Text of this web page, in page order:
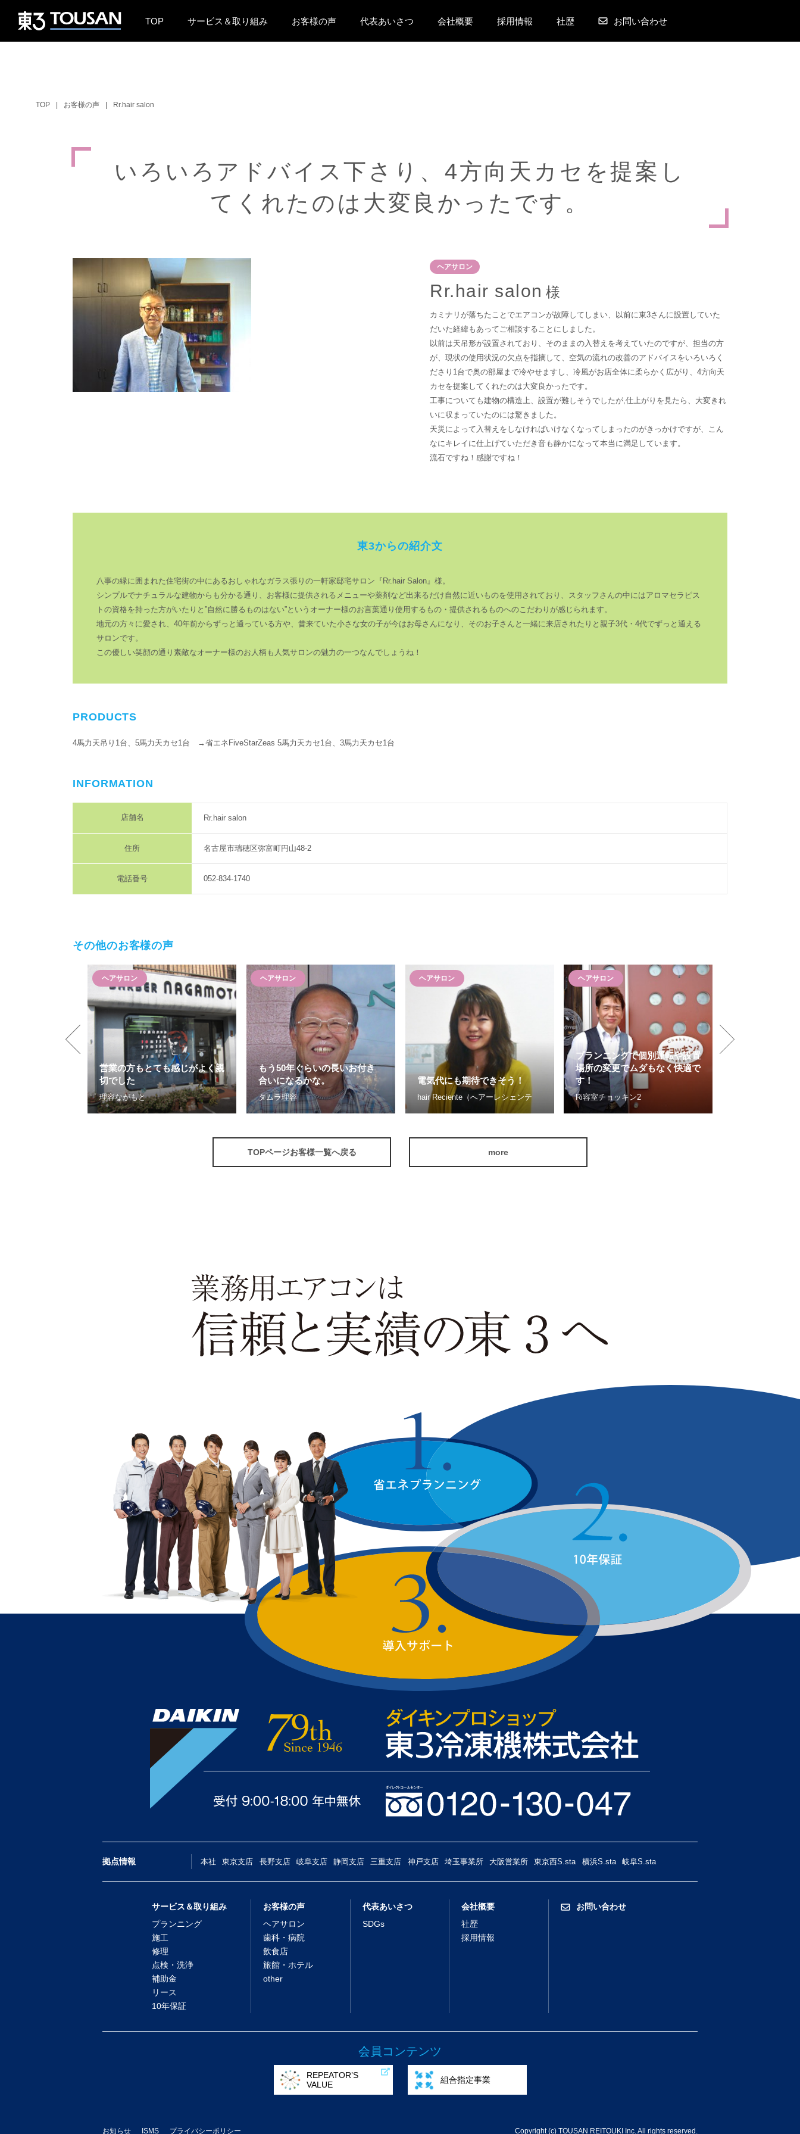
TOP サービス＆取り組み お客様の声 代表あいさつ 会社概要 採用情報 社歴 お問い合わせ
TOP お客様の声 Rr.hair salon
い ろ い ろ ア ドバイ ス下 さ り 、 4方向 天 カ セ を提案 し
て く れた のは 大変 良 か っ た です 。
ヘアサロン
Rr.hair salon
カミナリが落ちたことでエアコンが故障してしまい、以前に東3さんに設置していた
だいた経緯もあってご相談することにしました。
以前は天吊形が設置されており、そのままの入替えを考えていたのですが、担当の方
が、現状の使用状況の欠点を指摘して、空気の流れの改善のアドバイスをいろいろく
ださり1台で奥の部屋まで冷やせますし、冷風がお店全体に柔らかく広がり、4方向天
カセを提案してくれたのは大変良かったです。
工事についても建物の構造上、設置が難しそうでしたが,仕上がりを見たら、大変きれ
いに収まっていたのには驚きました。
天災によって入替えをしなければいけなくなってしまったのがきっかけですが、こん
なにキレイに仕上げていただき音も静かになって本当に満足しています。
流石ですね！感謝ですね！
東3からの紹介文
八事の緑に囲まれた住宅街の中にあるおしゃれなガラス張りの一軒家邸宅サロン『Rr.hair Salon』様。
シンプルでナチュラルな建物からも分かる通り、お客様に提供されるメニューや薬剤など出来るだけ自然に近いものを使用されており、スタッフさんの中にはアロマセラピス
トの資格を持った方がいたりと”自然に勝るものはない”というオーナー様のお言葉通り使用するもの・提供されるものへのこだわりが感じられます。
地元の方々に愛され、40年前からずっと通っている方や、昔来ていた小さな女の子が今はお母さんになり、そのお子さんと一緒に来店されたりと親子3代・4代でずっと通える
サロンです。
この優しい笑顔の通り素敵なオーナー様のお人柄も人気サロンの魅力の一つなんでしょうね！
PRODUCTS
4馬力天吊り1台、5馬力天カセ1台 →省エネFiveStarZeas 5馬力天カセ1台、3馬力天カセ1台
INFORMATION
店舗名 Rr.hair salon
住所 名古屋市瑞穂区弥富町円山48-2
電話番号 052-834-1740
その他のお客様の声
ヘアサロン
営業の方もとても感じがよく親
切でした
理容ながもと
ヘアサロン
もう50年ぐらいの長いお付き
合いになるかな。
タムラ理容
ヘアサロン
電気代にも期待できそう！
hair Reciente（へアーレシェンテ
ヘアサロン
プランニングで個別運転や設置
場所の変更でムダもなく快適で
す！
Ri容室チョッキン2
TOPページお客様一覧へ戻る more
拠点情報 本社 東京支店 長野支店 岐阜支店 静岡支店 三重支店 神戸支店 埼玉事業所 大阪営業所 東京西S.sta 横浜S.sta 岐阜S.sta
サービス＆取り組み
プランニング
施工
修理
点検・洗浄
補助金
リース
10年保証
お客様の声
ヘアサロン
歯科・病院
飲食店
旅館・ホテル
other
代表あいさつ
SDGs
会社概要
社歴
採用情報
お問い合わせ
会員コンテンツ
REPEATOR’S
VALUE
組合指定事業
お知らせ ISMS プライバシーポリシー Copyright (c) TOUSAN REITOUKI Inc. All rights reserved.